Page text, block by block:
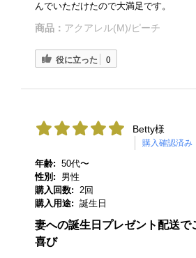
んでいただけたので大満足です。
商品： アクアレル(M)/ピーチ
役に立った 0
Betty様
購入確認済み
年齢: 50代〜
性別:
男性
購入回数:
2回
購入用途: 誕生日
妻への誕生日プレゼント配送で
喜び